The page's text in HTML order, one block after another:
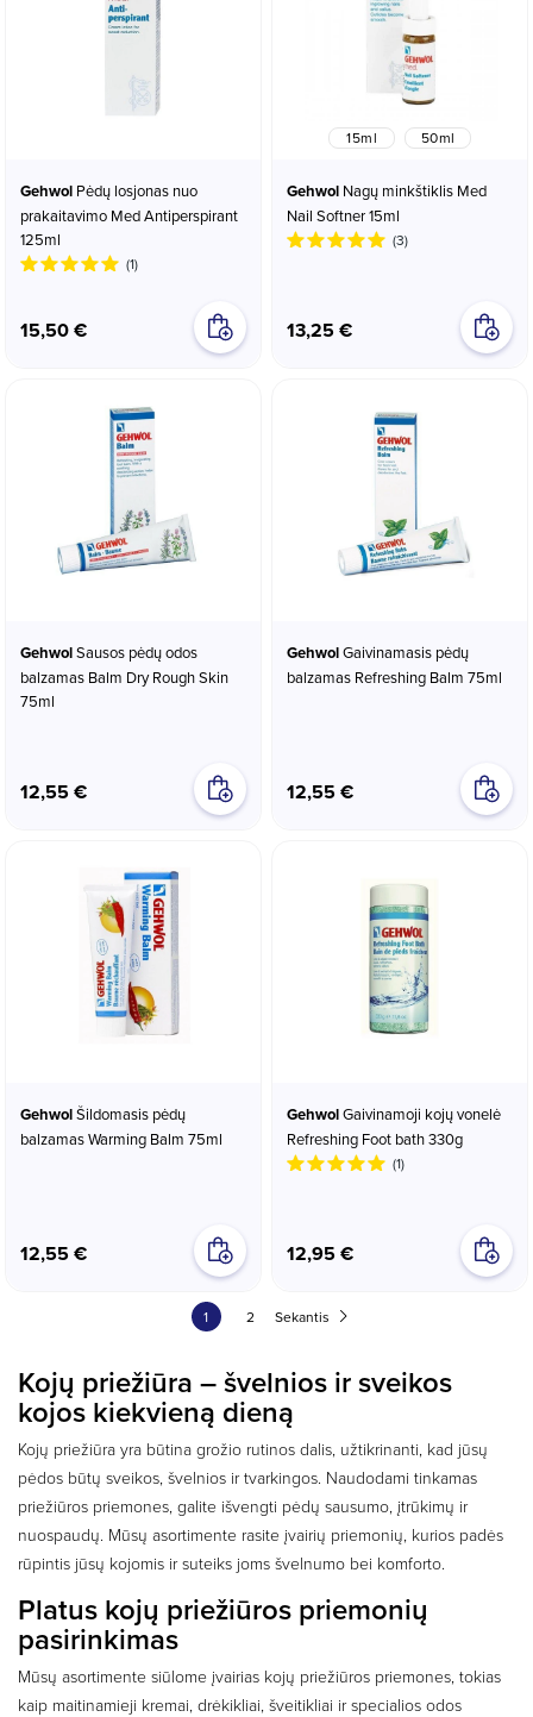
Gehwol
prakaitavimo Med Antiperspirant
125ml
(1)
15,50 €
15ml 50ml
Gehwol
Nail Softner 15ml
(3)
13,25 €
Gehwol
balzamas Balm Dry Rough Skin
75ml
12,55 €
Gehwol
balzamas Refreshing Balm 75ml
12,55 €
Gehwol
balzamas Warming Balm 75ml
12,55 €
Gehwol
Refreshing Foot bath 330g
(1)
12,95 €
1 2 Sekantis
Kojų priežiūra – švelnios ir sveikos
kojos kiekvieną dieną
Kojų priežiūra yra būtina grožio rutinos dalis, užtikrinanti, kad jūsų
pėdos būtų sveikos, švelnios ir tvarkingos. Naudodami tinkamas
priežiūros priemones, galite išvengti pėdų sausumo, įtrūkimų ir
nuospaudų. Mūsų asortimente rasite įvairių priemonių, kurios padės
rūpintis jūsų kojomis ir suteiks joms švelnumo bei komforto.
Platus kojų priežiūros priemonių
pasirinkimas
Mūsų asortimente siūlome įvairias kojų priežiūros priemones, tokias
kaip maitinamieji kremai, drėkikliai, šveitikliai ir specialios odos